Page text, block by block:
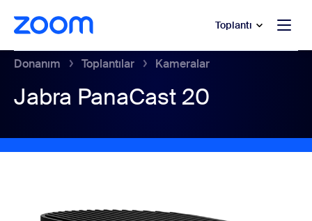
içeriğe atla
yardımına atla Toplantı
Donanım Toplantılar Kameralar
Jabra PanaCast 20